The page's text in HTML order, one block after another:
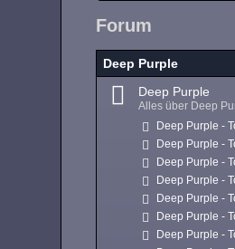
Forum
Deep Purple
Deep Purple
Alles über Deep
Deep Purple -
Deep Purple -
Deep Purple -
Deep Purple -
Deep Purple -
Deep Purple -
Deep Purple -